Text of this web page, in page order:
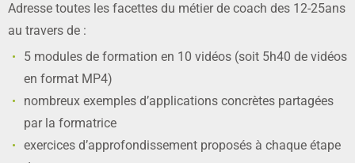
Adresse toutes les facettes du métier de coach des 12-25ans
au travers de :
5 modules de formation en 10 vidéos (soit 5h40 de vidéos
en format MP4)
nombreux exemples d’applications concrètes partagées
par la formatrice
exercices d’approfondissement proposés à chaque étape